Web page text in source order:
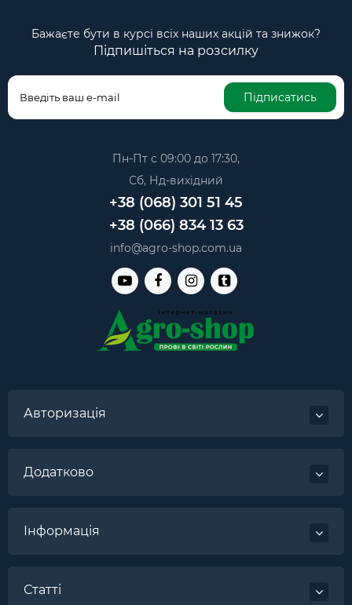
Бажаєте бути в курсі всіх наших акцій та знижок?
Підпишіться на розсилку
Підписатись
Пн-Пт с 09:00 до 17:30,
Сб, Нд-вихідний
+38 (068) 301 51 45
+38 (066) 834 13 63
info@agro-shop.com.ua
Авторизація
Додатково
Інформація
Статті